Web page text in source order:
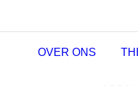
OVER ONS